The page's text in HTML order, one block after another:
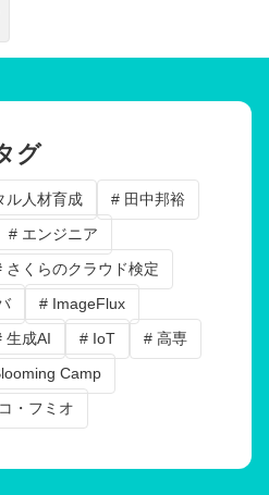
グ
ル人材育成
# 田中邦裕
# エンジニア
さくらのクラウド検定
# ImageFlux
生成AI # IoT
# 高専
Camp
・フミオ